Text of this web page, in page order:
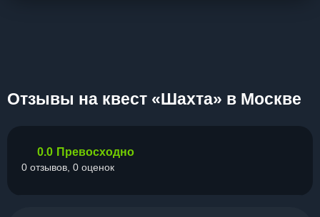
Отзывы на квест «Шахта» в Москве
0.0 Превосходно
0 отзывов, 0 оценок